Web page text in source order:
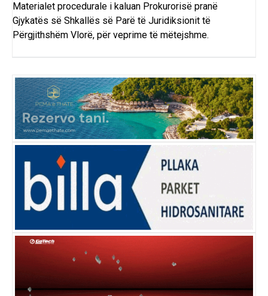
Materialet procedurale i kaluan Prokurorisë pranë
Gjykatës së Shkallës së Parë të Juridiksionit të
Përgjithshëm Vlorë, për veprime të mëtejshme.